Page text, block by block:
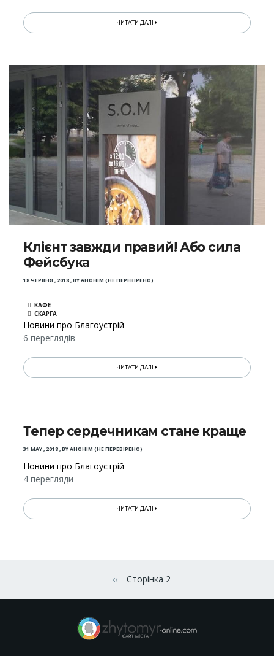
ЧИТАТИ ДАЛІ
Клієнт завжди правий! Або сила
Фейсбука
18 ЧЕРВНЯ , 2018,BYАНОНІМ (НЕ ПЕРЕВІРЕНО)
КАФЕ
СКАРГА
Новини про Благоустрій
6 переглядів
ЧИТАТИ ДАЛІ
Тепер сердечникам стане краще
31 MAY , 2018,BYАНОНІМ (НЕ ПЕРЕВІРЕНО)
Новини про Благоустрій
4 перегляди
ЧИТАТИ ДАЛІ
Попередня сторінка
‹‹ Сторінка 2